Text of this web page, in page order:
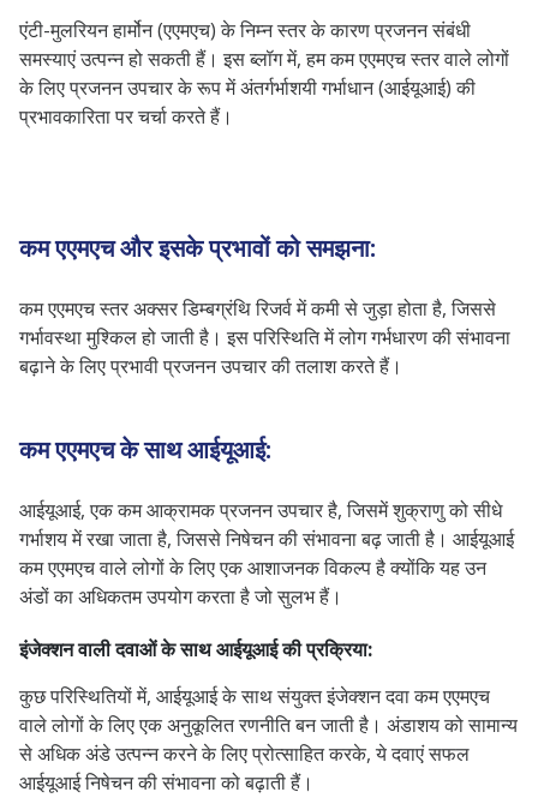
एंटी-मुलरियन हार्मोन (एएमएच) के निम्न स्तर के कारण प्रजनन संबंधी
समस्याएं उत्पन्न हो सकती हैं। इस ब्लॉग में, हम कम एएमएच स्तर वाले लोगों
के लिए प्रजनन उपचार के रूप में अंतर्गर्भाशयी गर्भाधान (आईयूआई) की
प्रभावकारिता पर चर्चा करते हैं।
कम एएमएच और इसके प्रभावों को समझना:
कम एएमएच स्तर अक्सर डिम्बग्रंथि रिजर्व में कमी से जुड़ा होता है, जिससे
गर्भावस्था मुश्किल हो जाती है। इस परिस्थिति में लोग गर्भधारण की संभावना
बढ़ाने के लिए प्रभावी प्रजनन उपचार की तलाश करते हैं।
कम एएमएच के साथ आईयूआई:
आईयूआई, एक कम आक्रामक प्रजनन उपचार है, जिसमें शुक्राणु को सीधे
गर्भाशय में रखा जाता है, जिससे निषेचन की संभावना बढ़ जाती है। आईयूआई
कम एएमएच वाले लोगों के लिए एक आशाजनक विकल्प है क्योंकि यह उन
अंडों का अधिकतम उपयोग करता है जो सुलभ हैं।
इंजेक्शन वाली दवाओं के साथ आईयूआई की प्रक्रिया:
कुछ परिस्थितियों में, आईयूआई के साथ संयुक्त इंजेक्शन दवा कम एएमएच
वाले लोगों के लिए एक अनुकूलित रणनीति बन जाती है। अंडाशय को सामान्य
से अधिक अंडे उत्पन्न करने के लिए प्रोत्साहित करके, ये दवाएं सफल
आईयूआई निषेचन की संभावना को बढ़ाती हैं।